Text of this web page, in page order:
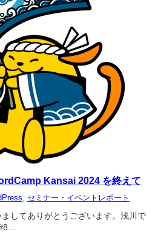
Kansai 2024 を終えて
, セミナー・イベントレポート
してありがとうございます。浅川で